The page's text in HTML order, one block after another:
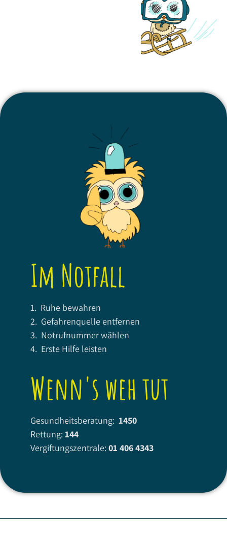
Im Notfall
1. Ruhe bewahren
2. Gefahrenquelle entfernen
3. Notrufnummer wählen
4. Erste Hilfe leisten
Wenn's weh tut
Gesundheitsberatung: 1450
Rettung: 144
Vergiftungszentrale: 01 406 4343